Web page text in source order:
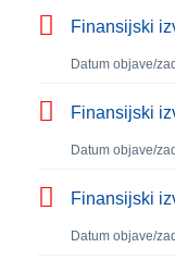
Finansijski
Datum objave/
Finansijski
Datum objave/
Finansijski
Datum objave/